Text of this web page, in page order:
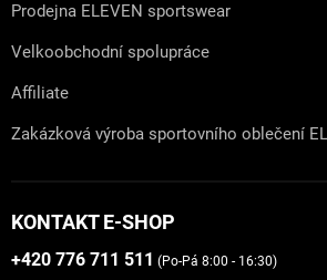
Prodejna ELEVEN sportswear
Velkoobchodní spolupráce
Affiliate
Zakázková výroba sportovního oblečení
KONTAKT E-SHOP
+420 776 711 511 (Po-Pá 8:00 - 16:30)